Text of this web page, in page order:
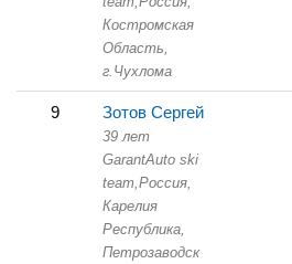
Костромская
Область,
г.Чухлома
9 Зотов Сергей
39 лет
GarantAuto ski
team,Россия,
Карелия
Республика,
Петрозаводск